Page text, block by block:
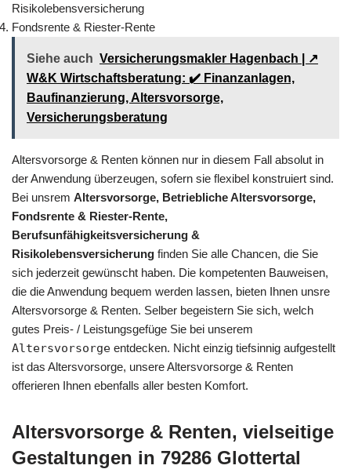
Risikolebensversicherung
Fondsrente & Riester-Rente
Siehe auch Versicherungsmakler Hagenbach | ↗️
W&K Wirtschaftsberatung: ✔️ Finanzanlagen,
Baufinanzierung, Altersvorsorge,
Versicherungsberatung
Altersvorsorge & Renten können nur in diesem Fall absolut in
der Anwendung überzeugen, sofern sie flexibel konstruiert sind.
Bei unsrem Altersvorsorge, Betriebliche Altersvorsorge,
Fondsrente & Riester-Rente,
Berufsunfähigkeitsversicherung &
Risikolebensversicherung finden Sie alle Chancen, die Sie
sich jederzeit gewünscht haben. Die kompetenten Bauweisen,
die die Anwendung bequem werden lassen, bieten Ihnen unsre
Altersvorsorge & Renten. Selber begeistern Sie sich, welch
gutes Preis- / Leistungsgefüge Sie bei unserem
Altersvorsorge entdecken. Nicht einzig tiefsinnig aufgestellt
ist das Altersvorsorge, unsere Altersvorsorge & Renten
offerieren Ihnen ebenfalls aller besten Komfort.
Altersvorsorge & Renten, vielseitige
Gestaltungen in 79286 Glottertal